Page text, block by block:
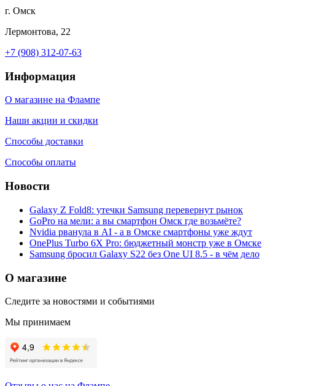
г. Омск
Лермонтова, 22
+7 (908) 312-07-63
Информация
О магазине на Флампе
Наши акции и скидки
Способы доставки
Способы оплаты
Новости
Galaxy Z Fold8: утечки Samsung перевернут рынок
GoPro на мели: а вы смартфон Омск где возьмёте?
Nvidia рванула в AI - а в Омске смартфоны уже ждут
OnePlus Turbo 6X Pro: бюджетный монстр уже в Омске
Samsung бросил Galaxy S22 без One UI 8.5 - в чём дело
О магазине
Следите за новостями и событиями
Мы принимаем